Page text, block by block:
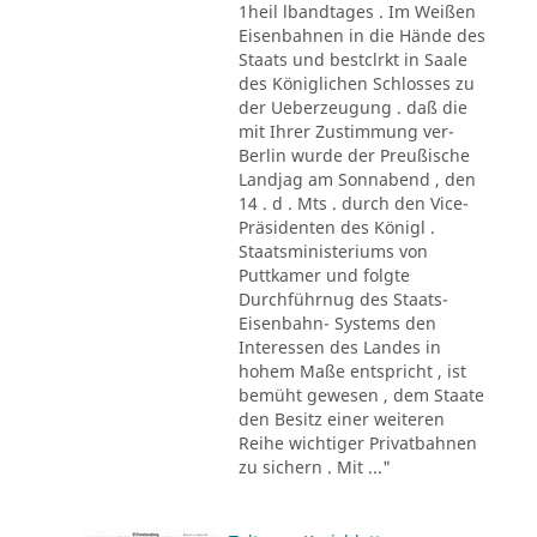
1heil lbandtages . Im Weißen
Eisenbahnen in die Hände des
Staats und bestclrkt in Saale
des Königlichen Schlosses zu
der Ueberzeugung . daß die
mit Ihrer Zustimmung ver-
Berlin wurde der Preußische
Landjag am Sonnabend , den
14 . d . Mts . durch den Vice-
Präsidenten des Königl .
Staatsministeriums von
Puttkamer und folgte
Durchführnug des Staats-
Eisenbahn- Systems den
Interessen des Landes in
hohem Maße entspricht , ist
bemüht gewesen , dem Staate
den Besitz einer weiteren
Reihe wichtiger Privatbahnen
zu sichern . Mit ..."